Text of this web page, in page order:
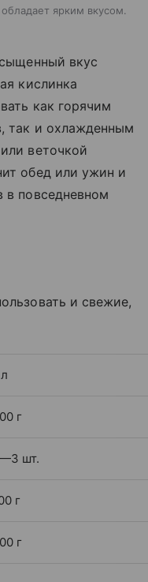
ярким вкусом.
вкус
кислинка
как горячим
так и охлажденным
веточкой
обед или ужин и
в повседневном
и свежие,
г
шт.
г
г